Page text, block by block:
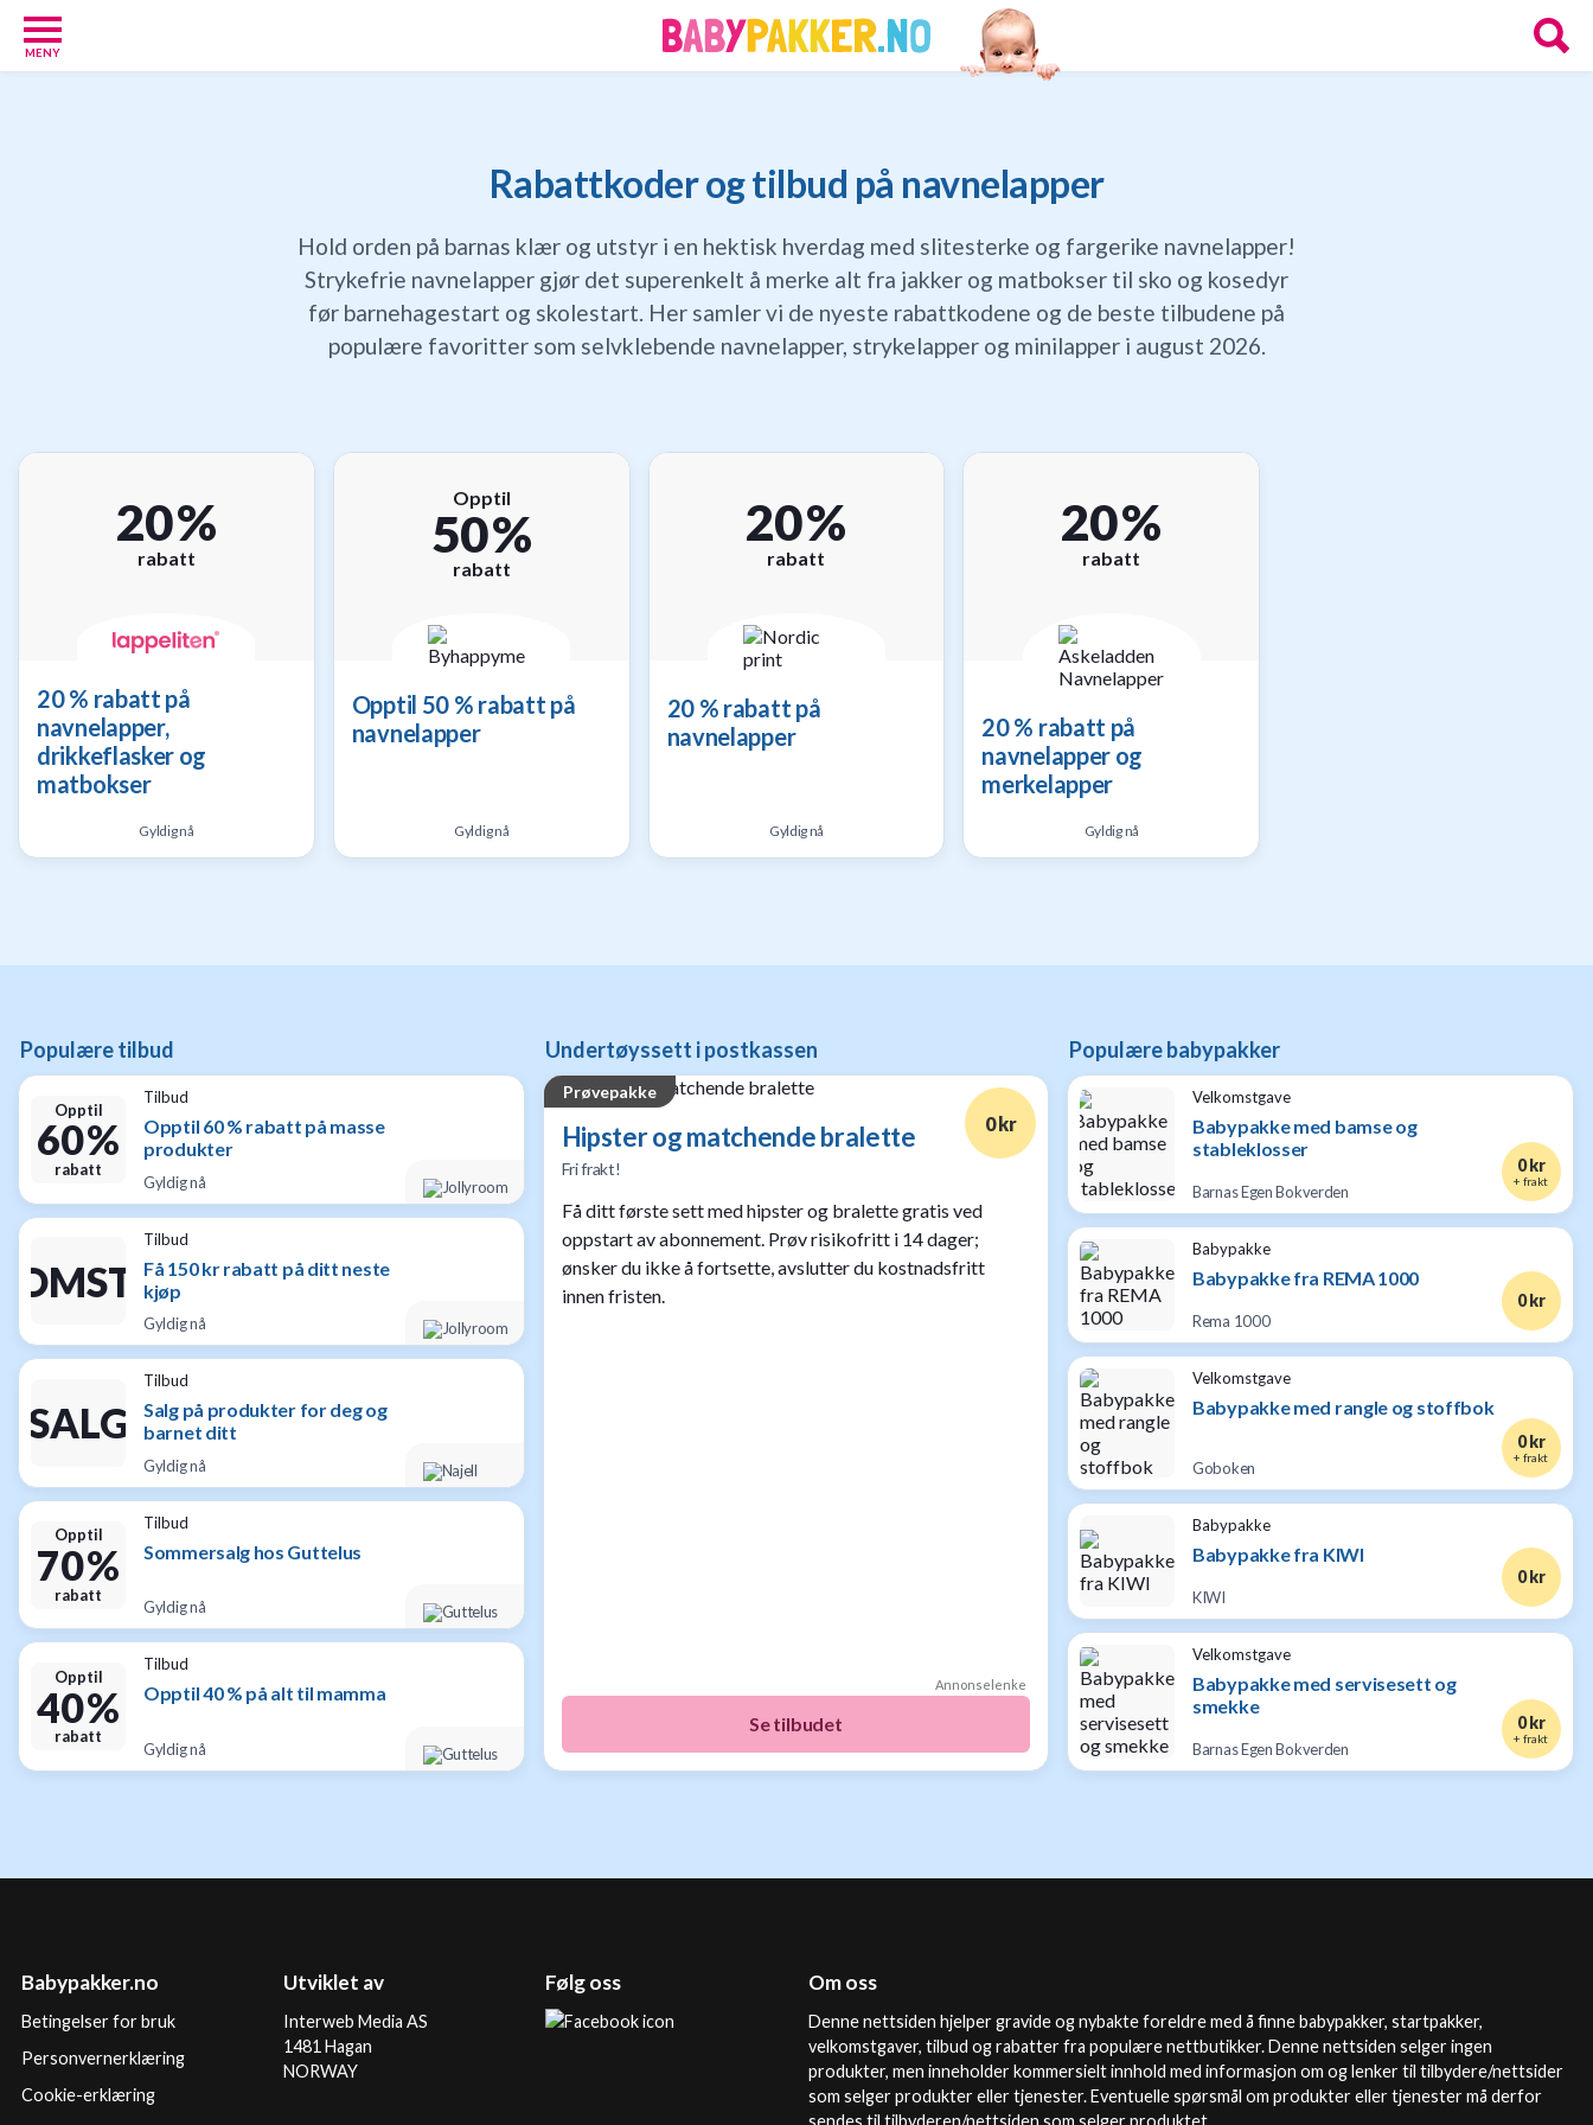
MENY
Rabattkoder og tilbud på navnelapper
Hold orden på barnas klær og utstyr i en hektisk hverdag med slitesterke og fargerike navnelapper!
Strykefrie navnelapper gjør det superenkelt å merke alt fra jakker og matbokser til sko og kosedyr
før barnehagestart og skolestart. Her samler vi de nyeste rabattkodene og de beste tilbudene på
populære favoritter som selvklebende navnelapper, strykelapper og minilapper i august 2026.
20 %
rabatt
20 % rabatt på
navnelapper,
drikkeflasker og
matbokser
Gyldig nå
Opptil
50 %
rabatt
Opptil 50 % rabatt på
navnelapper
Gyldig nå
20 %
rabatt
20 % rabatt på
navnelapper
Gyldig nå
20 %
rabatt
20 % rabatt på
navnelapper og
merkelapper
Gyldig nå
Populære tilbud
Opptil
60 %
rabatt
Tilbud
Opptil 60 % rabatt på masse
produkter
Gyldig nå
Tilbud
Få 150 kr rabatt på ditt neste
kjøp
Gyldig nå
SALG
Tilbud
Salg på produkter for deg og
barnet ditt
Gyldig nå
Opptil
70 %
rabatt
Tilbud
Sommersalg hos Guttelus
Gyldig nå
Opptil
40 %
rabatt
Tilbud
Opptil 40 % på alt til mamma
Gyldig nå
Undertøyssett i postkassen
Prøvepakke
Hipster og matchende bralette
Fri frakt!
0 kr
Få ditt første sett med hipster og bralette gratis ved
oppstart av abonnement. Prøv risikofritt i 14 dager;
ønsker du ikke å fortsette, avslutter du kostnadsfritt
innen fristen.
Annonselenke
Se tilbudet
Populære babypakker
Velkomstgave
Babypakke med bamse og
stableklosser
Barnas Egen Bokverden
0 kr
+ frakt
Babypakke
Babypakke fra REMA 1000
Rema 1000
0 kr
Velkomstgave
Babypakke med rangle og stoffbok
Goboken
0 kr
+ frakt
Babypakke
Babypakke fra KIWI
KIWI
0 kr
Velkomstgave
Babypakke med servisesett og
smekke
Barnas Egen Bokverden
0 kr
+ frakt
Personlige
Gavetips
Gavetips
Gavetips
til
gravide
til
Babypakker.no
Betingelser for bruk
Personvernerklæring
Cookie-erklæring
Utviklet av
Interweb Media AS
1481 Hagan
NORWAY
Følg oss Om oss
Denne nettsiden hjelper gravide og nybakte foreldre med å finne babypakker, startpakker,
velkomstgaver, tilbud og rabatter fra populære nettbutikker. Denne nettsiden selger ingen
produkter, men inneholder kommersielt innhold med informasjon om og lenker til tilbydere/nettsider
som selger produkter eller tjenester. Eventuelle spørsmål om produkter eller tjenester må derfor
sendes til tilbyderen/nettsiden som selger produktet.